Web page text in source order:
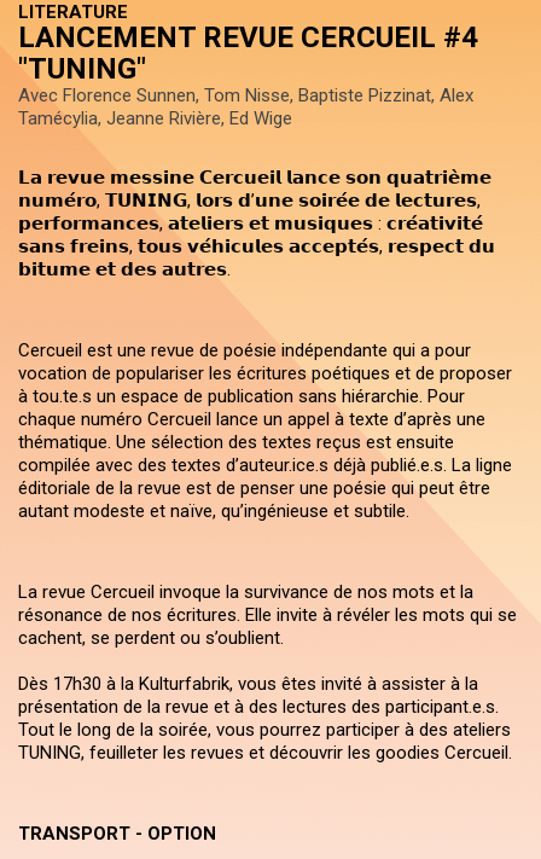
LITERATURE
LANCEMENT REVUE CERCUEIL #4
"TUNING"
Avec Florence Sunnen, Tom Nisse, Baptiste Pizzinat, Alex
Tamécylia, Jeanne Rivière, Ed Wige
𝗟𝗮 𝗿𝗲𝘃𝘂𝗲 𝗺𝗲𝘀𝘀𝗶𝗻𝗲 𝗖𝗲𝗿𝗰𝘂𝗲𝗶𝗹 𝗹𝗮𝗻𝗰𝗲 𝘀𝗼𝗻 𝗾𝘂𝗮𝘁𝗿𝗶𝗲̀𝗺𝗲
𝗻𝘂𝗺𝗲́𝗿𝗼, 𝗧𝗨𝗡𝗜𝗡𝗚, 𝗹𝗼𝗿𝘀 𝗱’𝘂𝗻𝗲 𝘀𝗼𝗶𝗿𝗲́𝗲 𝗱𝗲 𝗹𝗲𝗰𝘁𝘂𝗿𝗲𝘀,
𝗽𝗲𝗿𝗳𝗼𝗿𝗺𝗮𝗻𝗰𝗲𝘀, 𝗮𝘁𝗲𝗹𝗶𝗲𝗿𝘀 𝗲𝘁 𝗺𝘂𝘀𝗶𝗾𝘂𝗲𝘀 : 𝗰𝗿𝗲́𝗮𝘁𝗶𝘃𝗶𝘁𝗲́
𝘀𝗮𝗻𝘀 𝗳𝗿𝗲𝗶𝗻𝘀, 𝘁𝗼𝘂𝘀 𝘃𝗲́𝗵𝗶𝗰𝘂𝗹𝗲𝘀 𝗮𝗰𝗰𝗲𝗽𝘁𝗲́𝘀, 𝗿𝗲𝘀𝗽𝗲𝗰𝘁 𝗱𝘂
𝗯𝗶𝘁𝘂𝗺𝗲 𝗲𝘁 𝗱𝗲𝘀 𝗮𝘂𝘁𝗿𝗲𝘀.
Cercueil est une revue de poésie indépendante qui a pour
vocation de populariser les écritures poétiques et de proposer
à tou.te.s un espace de publication sans hiérarchie. Pour
chaque numéro Cercueil lance un appel à texte d’après une
thématique. Une sélection des textes reçus est ensuite
compilée avec des textes d’auteur.ice.s déjà publié.e.s. La ligne
éditoriale de la revue est de penser une poésie qui peut être
autant modeste et naïve, qu’ingénieuse et subtile.
La revue Cercueil invoque la survivance de nos mots et la
résonance de nos écritures. Elle invite à révéler les mots qui se
cachent, se perdent ou s’oublient.
Dès 17h30 à la Kulturfabrik, vous êtes invité à assister à la
présentation de la revue et à des lectures des participant.e.s.
Tout le long de la soirée, vous pourrez participer à des ateliers
TUNING, feuilleter les revues et découvrir les goodies Cercueil.
TRANSPORT - OPTION